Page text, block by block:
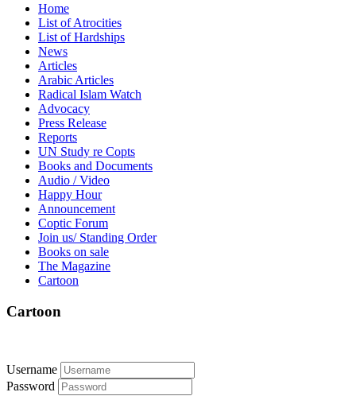
Home
List of Atrocities
List of Hardships
News
Articles
Arabic Articles
Radical Islam Watch
Advocacy
Press Release
Reports
UN Study re Copts
Books and Documents
Audio / Video
Happy Hour
Announcement
Coptic Forum
Join us/ Standing Order
Books on sale
The Magazine
Cartoon
Cartoon
Username
Password